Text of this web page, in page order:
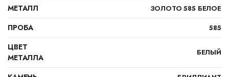
МЕТАЛЛ ЗОЛОТО 585 БЕЛОЕ
ПРОБА 585
ЦВЕТ
МЕТАЛЛА
БЕЛЫЙ